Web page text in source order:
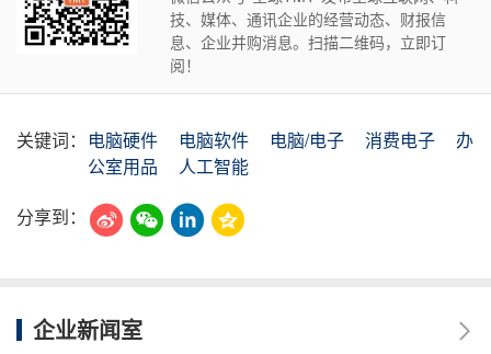
技、媒体、通讯企业的经营动态、财报信
息、企业并购消息。扫描二维码，立即订
阅！
关键词： 电脑硬件 电脑软件 电脑/电子 消费电子
办
公室用品
人工智能
分享到：
企业新闻室